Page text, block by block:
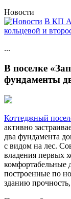
Новости
В КП
кольцевой и
...
В поселке
фундаменты
Коттеджный
активно
два фундамента
с видом на лес.
владения первых
комфортабельные
построенные по
зданию